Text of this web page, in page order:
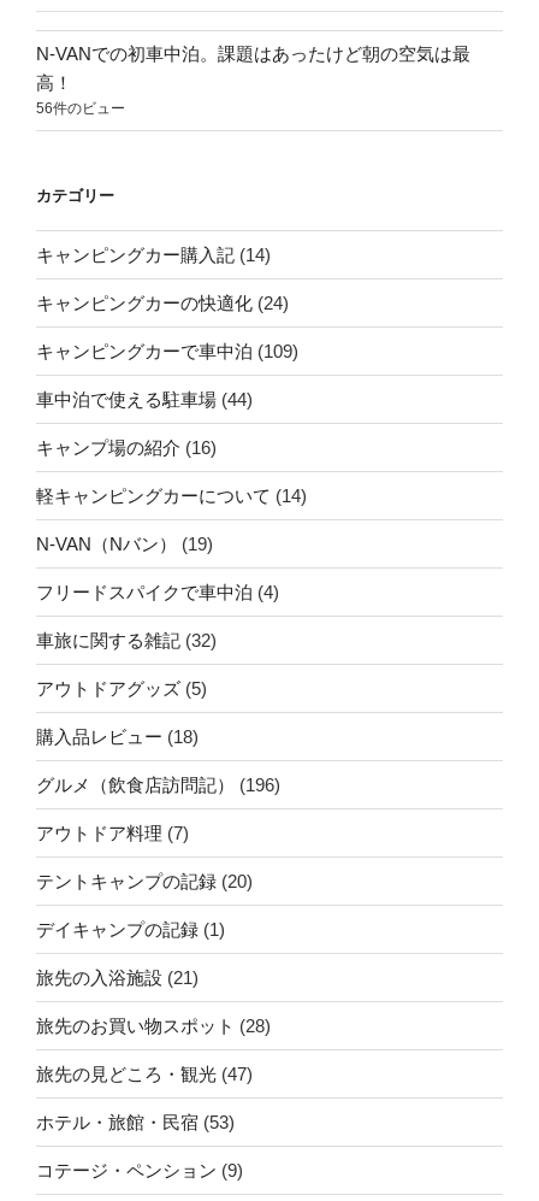
N-VANでの初車中泊。課題はあったけど朝の空気は最
高！
56件のビュー
カテゴリー
キャンピングカー購入記 (14)
キャンピングカーの快適化 (24)
キャンピングカーで車中泊 (109)
車中泊で使える駐車場 (44)
キャンプ場の紹介 (16)
軽キャンピングカーについて (14)
N-VAN（Nバン） (19)
フリードスパイクで車中泊 (4)
車旅に関する雑記 (32)
アウトドアグッズ (5)
購入品レビュー (18)
グルメ（飲食店訪問記） (196)
アウトドア料理 (7)
テントキャンプの記録 (20)
デイキャンプの記録 (1)
旅先の入浴施設 (21)
旅先のお買い物スポット (28)
旅先の見どころ・観光 (47)
ホテル・旅館・民宿 (53)
コテージ・ペンション (9)